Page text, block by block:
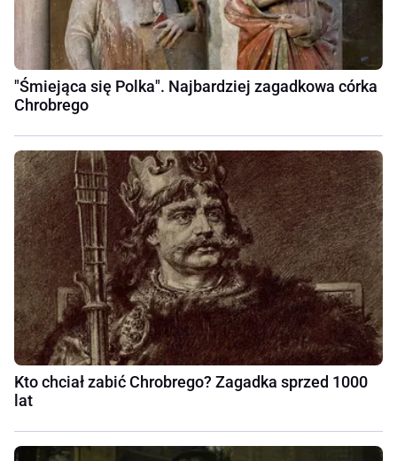
"Śmiejąca się Polka". Najbardziej zagadkowa córka
Chrobrego
Kto chciał zabić Chrobrego? Zagadka sprzed 1000
lat